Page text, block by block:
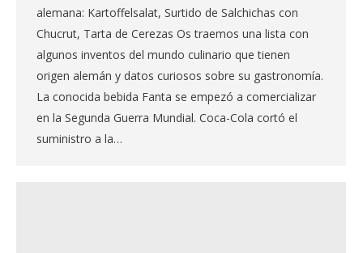
alemana: Kartoffelsalat, Surtido de Salchichas con
Chucrut, Tarta de Cerezas Os traemos una lista con
algunos inventos del mundo culinario que tienen
origen alemán y datos curiosos sobre su gastronomía.
La conocida bebida Fanta se empezó a comercializar
en la Segunda Guerra Mundial. Coca-Cola cortó el
suministro a la…